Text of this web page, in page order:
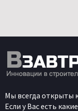
Мы всегда открыты
Если у Вас есть